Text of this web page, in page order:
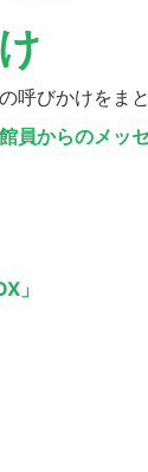
呼びかけをま
員からのメッ
」